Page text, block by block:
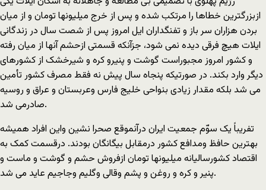
ازبزرگترین خطاها را مرتکب شده و پس از خرج میلیونها تومان و از میان
بردن هزاران سر باز و تفنگداران ایل امروز پس از شصت سال در زندگانی
ایلات هیچ فرقی دیده نمی شود، جزآنکه قسمتی ازحشم آنها از میان رفته
و کشور امروز مجبوراست گوشت و پنیرو کره و شیرخشک از کشورهای
دیگر وارد بکند. در صورتیکه پنجاه سال پیش نه فقط مصرف کشور تأمین
می شد بلکه مقدار زیادی بنواحی خلیج فارس وعربستان و عراق و روسیه
صادرمی شد.
تفریباً یک سوّم جمعیت ایران درآنموقع صحرا نشین واین افراد همیشه
بهترین حافظ ومدافع کشور درمقابل بیگانگان بودند. درقسمت کمک به
اقتصاد کشورسالیانه میلیونها تومان ازفروش حشم و گوشت و ماست و
پنیر و کره و روغن و پشم وقالی وگلیم وجاجیم عاید می شد.